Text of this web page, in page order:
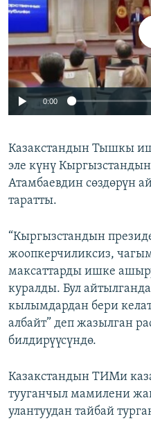
No media
0:00
Казакстандын Тышкы
эле күнү
Атамбаевдин сөздөрүн
таратты.
“Кыргызстандын
жоопкерчиликсиз,
максаттарды ишке
куралды. Бул
кылымдардан бери
албайт” деп жазылган
билдирүүсүндө.
Казакстандын ТИМи
тууганчыл мамилени
улантуудан тайбай